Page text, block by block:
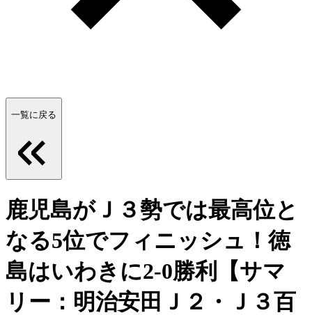
一覧に戻る
鹿児島がＪ３勢では最高位と
なる5位でフィニッシュ！徳
島はいわきに2-0勝利【サマ
リー：明治安田Ｊ２・Ｊ３百